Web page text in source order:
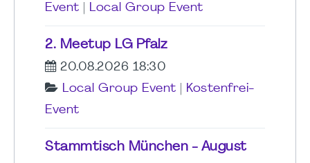
Event
Local Group Event
2. Meetup LG Pfalz
20.08.2026 18:30
Local Group Event
Kostenfrei-
Event
Stammtisch München - August